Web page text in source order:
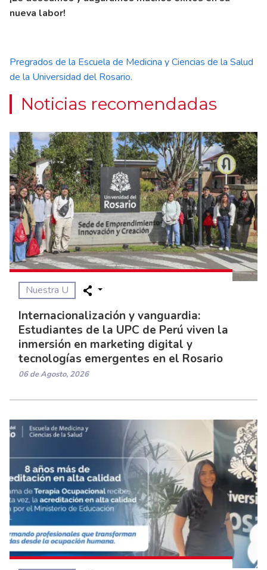
nueva labor!
Pregrados de la Escuela de Medicina y Ciencias de la Salud
de la Universidad del Rosario.
Noticias recomendadas
Nuestra U
Internacionalización y vanguardia:
Estudiantes de la UPC de Perú viven la
inmersión en marketing digital y
tecnologías emergentes en el Rosario
06 de Agosto, 2026